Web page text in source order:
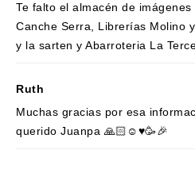
Te falto el almacén de
Canche Serra, Librerías Molino
y la sarten y Abarroteria La
Ruth
Muchas gracias por esa
querido Juanpa 🙏🏻☺️♥️🥳🎉